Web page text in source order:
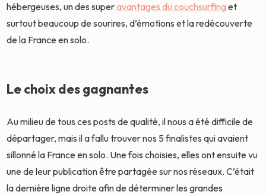
hébergeuses, un des superavantages du couchsurfing et
surtout beaucoup de sourires, d’émotions et la redécouverte
de la France en solo.
Le choix des gagnantes
Au milieu de tous ces posts de qualité, il nous a été difficile de
départager, mais il a fallu trouver nos 5 finalistes qui avaient
sillonné la France en solo. Une fois choisies, elles ont ensuite vu
une de leur publication être partagée sur nos réseaux. C’était
la dernière ligne droite afin de déterminer les grandes